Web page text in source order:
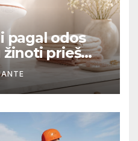
pagal odos
žinoti prieš